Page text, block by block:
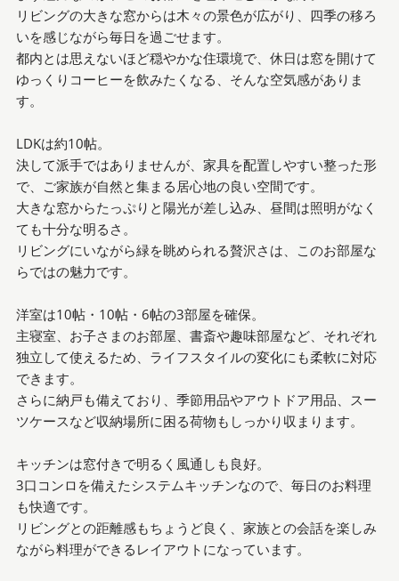
リビングの大きな窓からは木々の景色が広がり、四季の移ろ
いを感じながら毎日を過ごせます。
都内とは思えないほど穏やかな住環境で、休日は窓を開けて
ゆっくりコーヒーを飲みたくなる、そんな空気感がありま
す。
LDKは約10帖。
決して派手ではありませんが、家具を配置しやすい整った形
で、ご家族が自然と集まる居心地の良い空間です。
大きな窓からたっぷりと陽光が差し込み、昼間は照明がなく
ても十分な明るさ。
リビングにいながら緑を眺められる贅沢さは、このお部屋な
らではの魅力です。
洋室は10帖・10帖・6帖の3部屋を確保。
主寝室、お子さまのお部屋、書斎や趣味部屋など、それぞれ
独立して使えるため、ライフスタイルの変化にも柔軟に対応
できます。
さらに納戸も備えており、季節用品やアウトドア用品、スー
ツケースなど収納場所に困る荷物もしっかり収まります。
キッチンは窓付きで明るく風通しも良好。
3口コンロを備えたシステムキッチンなので、毎日のお料理
も快適です。
リビングとの距離感もちょうど良く、家族との会話を楽しみ
ながら料理ができるレイアウトになっています。